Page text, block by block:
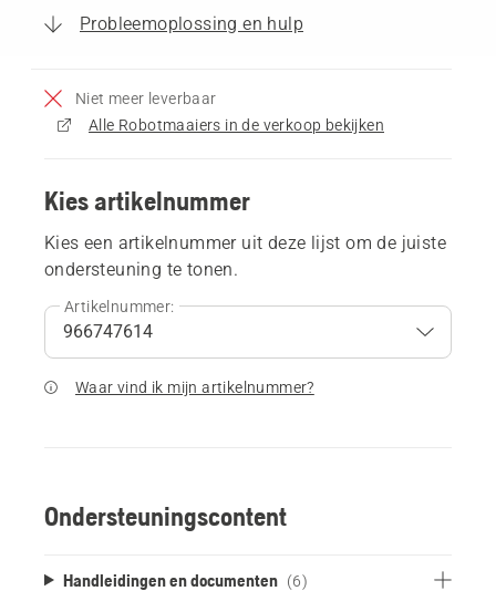
Probleemoplossing en hulp
Niet meer leverbaar
Alle Robotmaaiers in de verkoop bekijken
Kies artikelnummer
Kies een artikelnummer uit deze lijst om de juiste
ondersteuning te tonen.
Artikelnummer:
Waar vind ik mijn artikelnummer?
Ondersteuningscontent
Handleidingen en documenten (6)